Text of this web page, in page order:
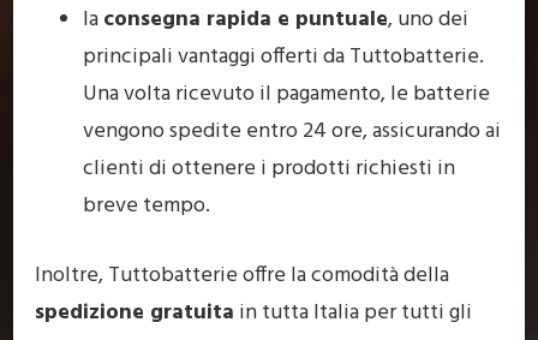
laconsegna rapida e puntuale, uno dei
principali vantaggi offerti da Tuttobatterie.
Una volta ricevuto il pagamento, le batterie
vengono spedite entro 24 ore, assicurando ai
clienti di ottenere i prodotti richiesti in
breve tempo.
Inoltre, Tuttobatterie offre la comodità della
spedizione gratuita in tutta Italia per tutti gli